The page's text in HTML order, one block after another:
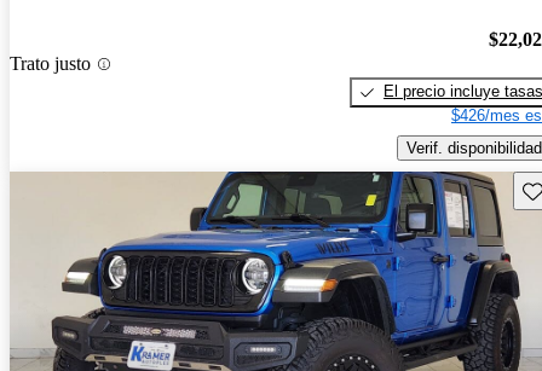
Trato justo
El precio incluye tasas
$426/mes
Verif. disponibilidad